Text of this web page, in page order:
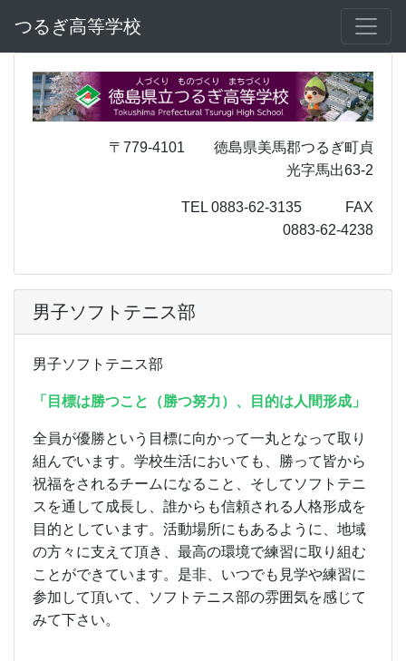
つるぎ高等学校
〒779-4101 徳島県美馬郡つるぎ町貞
光字馬出63-2
TEL 0883-62-3135 FAX
0883-62-4238
男子ソフトテニス部
男子ソフトテニス部
「目標は勝つこと（勝つ努力）、目的は人間形成」
全員が優勝という目標に向かって一丸となって取り
組んでいます。学校生活においても、勝って皆から
祝福をされるチームになること、そしてソフトテニ
スを通して成長し、誰からも信頼される人格形成を
目的としています。活動場所にもあるように、地域
の方々に支えて頂き、最高の環境で練習に取り組む
ことができています。是非、いつでも見学や練習に
参加して頂いて、ソフトテニス部の雰囲気を感じて
みて下さい。